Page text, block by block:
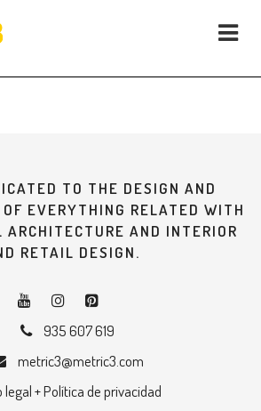
TO THE DESIGN AND
EVERYTHING RELATED WITH
ARCHITECTURE AND INTERIOR
RETAIL DESIGN.
935 607 619
metric3@metric3.com
legal + Política de privacidad